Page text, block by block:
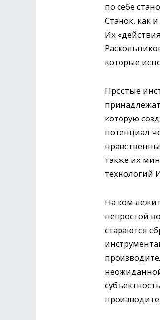
по себе
Станок, как
Их
которые
Простые
которую
потенциал
также их
технологий
На ком
непростой
стараются